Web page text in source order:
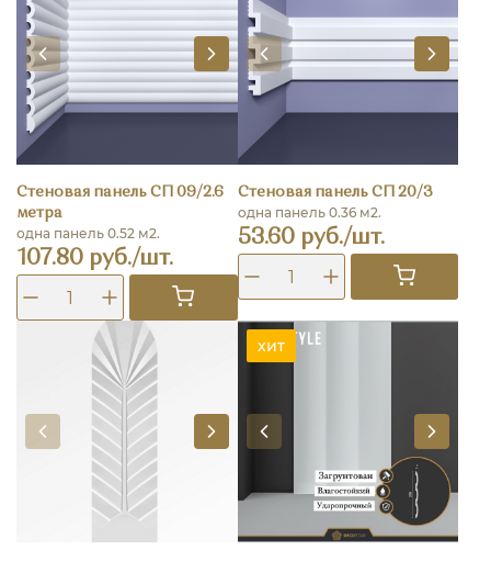
Стеновая панель СП 09/2.6
метра
одна панель 0.52 м2.
107.80 руб./шт.
Стеновая панель СП 20/3
одна панель 0.36 м2.
53.60 руб./шт.
хит